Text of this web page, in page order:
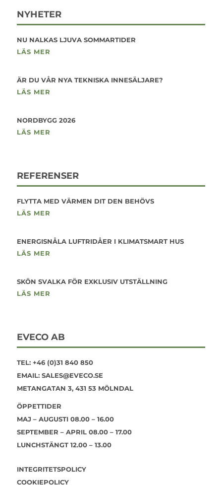
NYHETER
NU NALKAS LJUVA SOMMARTIDER
LÄS MER
ÄR DU VÅR NYA TEKNISKA INNESÄLJARE?
LÄS MER
NORDBYGG 2026
LÄS MER
REFERENSER
FLYTTA MED VÄRMEN DIT DEN BEHÖVS
LÄS MER
ENERGISNÅLA LUFTRIDÅER I KLIMATSMART HUS
LÄS MER
SKÖN SVALKA FÖR EXKLUSIV UTSTÄLLNING
LÄS MER
EVECO AB
TEL: +46 (0)31 840 850
EMAIL: SALES@EVECO.SE
METANGATAN 3, 431 53 MÖLNDAL
ÖPPETTIDER
MAJ – AUGUSTI 08.00 – 16.00
SEPTEMBER – APRIL 08.00 – 17.00
LUNCHSTÄNGT 12.00 – 13.00
INTEGRITETSPOLICY
COOKIEPOLICY